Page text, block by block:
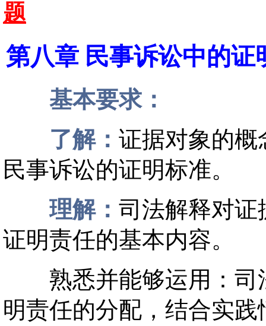
题
第八章 民事诉讼中的
基本要求：
了解： 证据对象的概
民事诉讼的证明标准。
理解： 司法解释对证
证明责任的基本内容。
熟悉并能够运用：司
明责任的分配，结合实